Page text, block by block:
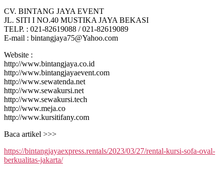
CV. BINTANG JAYA EVENT
JL. SITI I NO.40 MUSTIKA JAYA BEKASI
TELP. : 021-82619088 / 021-82619089
E-mail : bintangjaya75@Yahoo.com
Website :
http://www.bintangjaya.co.id
http://www.bintangjayaevent.com
http://www.sewatenda.net
http://www.sewakursi.net
http://www.sewakursi.tech
http://www.meja.co
http://www.kursitifany.com
Baca artikel >>>
https://bintangjayaexpress.rentals/2023/03/27/rental-kursi-sofa-oval-
berkualitas-jakarta/